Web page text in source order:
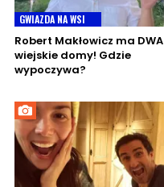
GWIAZDA NA WSI
Robert Makłowicz ma DWA
wiejskie domy! Gdzie
wypoczywa?